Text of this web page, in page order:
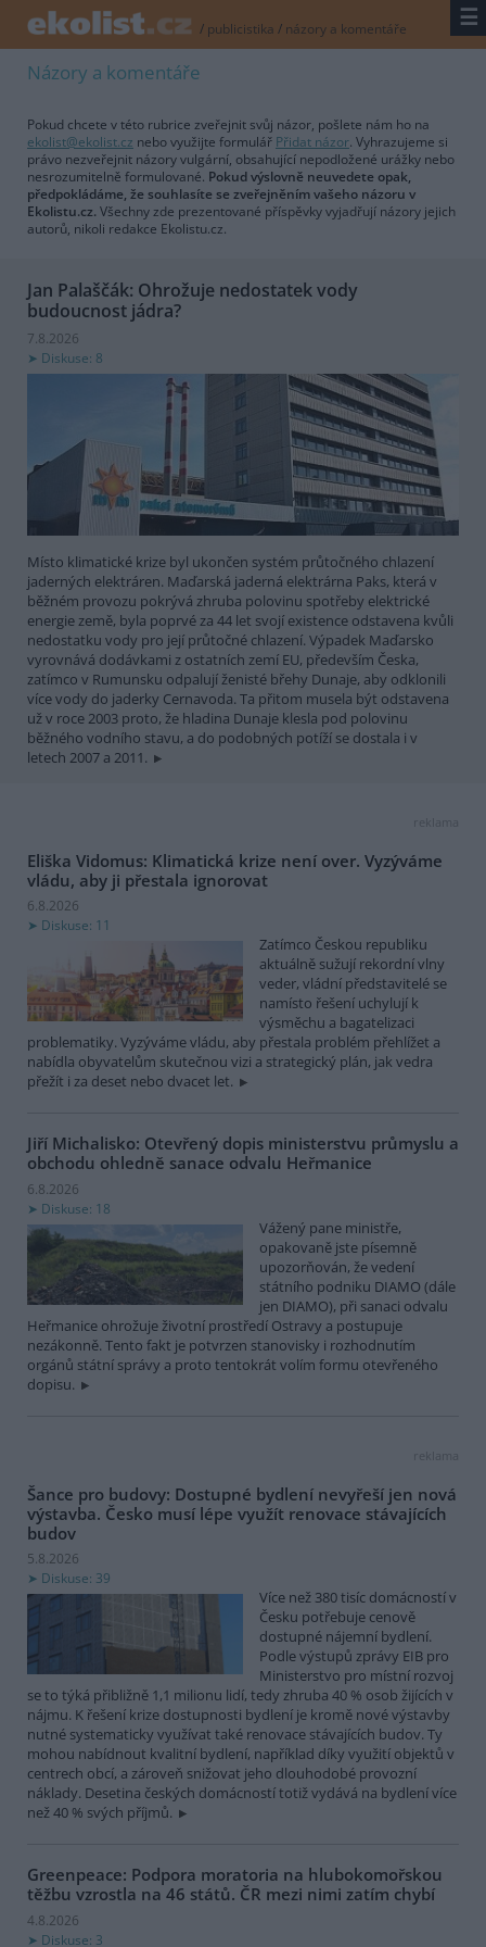
/ publicistika / názory a komentáře ☰
Názory a komentáře
Pokud chcete v této rubrice zveřejnit svůj názor, pošlete nám ho na
ekolist@ekolist.cz nebo využijte formulář Přidat názor. Vyhrazujeme si
právo nezveřejnit názory vulgární, obsahující nepodložené urážky nebo
nesrozumitelně formulované. Pokud výslovně neuvedete opak,
předpokládáme, že souhlasíte se zveřejněním vašeho názoru v
Ekolistu.cz. Všechny zde prezentované příspěvky vyjadřují názory jejich
autorů, nikoli redakce Ekolistu.cz.
Jan Palaščák: Ohrožuje nedostatek vody
budoucnost jádra?
7.8.2026
Diskuse: 8
Místo klimatické krize byl ukončen systém průtočného chlazení
jaderných elektráren. Maďarská jaderná elektrárna Paks, která v
běžném provozu pokrývá zhruba polovinu spotřeby elektrické
energie země, byla poprvé za 44 let svojí existence odstavena kvůli
nedostatku vody pro její průtočné chlazení. Výpadek Maďarsko
vyrovnává dodávkami z ostatních zemí EU, především Česka,
zatímco v Rumunsku odpalují ženisté břehy Dunaje, aby odklonili
více vody do jaderky Cernavoda. Ta přitom musela být odstavena
už v roce 2003 proto, že hladina Dunaje klesla pod polovinu
běžného vodního stavu, a do podobných potíží se dostala i v
letech 2007 a 2011.
reklama
Eliška Vidomus: Klimatická krize není over. Vyzýváme
vládu, aby ji přestala ignorovat
6.8.2026
Diskuse: 11
Zatímco Českou republiku
aktuálně sužují rekordní vlny
veder, vládní představitelé se
namísto řešení uchylují k
výsměchu a bagatelizaci
problematiky. Vyzýváme vládu, aby přestala problém přehlížet a
nabídla obyvatelům skutečnou vizi a strategický plán, jak vedra
přežít i za deset nebo dvacet let.
Jiří Michalisko: Otevřený dopis ministerstvu průmyslu a
obchodu ohledně sanace odvalu Heřmanice
6.8.2026
Diskuse: 18
Vážený pane ministře,
opakovaně jste písemně
upozorňován, že vedení
státního podniku DIAMO (dále
jen DIAMO), při sanaci odvalu
Heřmanice ohrožuje životní prostředí Ostravy a postupuje
nezákonně. Tento fakt je potvrzen stanovisky i rozhodnutím
orgánů státní správy a proto tentokrát volím formu otevřeného
dopisu.
reklama
Šance pro budovy: Dostupné bydlení nevyřeší jen nová
výstavba. Česko musí lépe využít renovace stávajících
budov
5.8.2026
Diskuse: 39
Více než 380 tisíc domácností v
Česku potřebuje cenově
dostupné nájemní bydlení.
Podle výstupů zprávy EIB pro
Ministerstvo pro místní rozvoj
se to týká přibližně 1,1 milionu lidí, tedy zhruba 40 % osob žijících v
nájmu. K řešení krize dostupnosti bydlení je kromě nové výstavby
nutné systematicky využívat také renovace stávajících budov. Ty
mohou nabídnout kvalitní bydlení, například díky využití objektů v
centrech obcí, a zároveň snižovat jeho dlouhodobé provozní
náklady. Desetina českých domácností totiž vydává na bydlení více
než 40 % svých příjmů.
Greenpeace: Podpora moratoria na hlubokomořskou
těžbu vzrostla na 46 států. ČR mezi nimi zatím chybí
4.8.2026
Diskuse: 3